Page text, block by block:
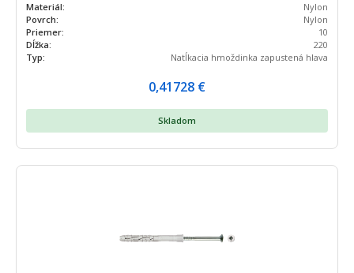
Materiál:
Nylon
Povrch:
Nylon
Priemer:
10
Dĺžka:
220
Typ:
Natĺkacia hmoždinka zapustená hlava
0,41728 €
Skladom